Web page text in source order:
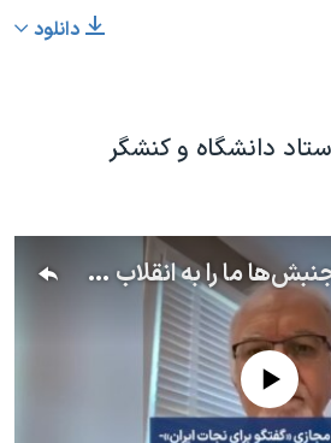
دانلود
دانشگاه و کنشگر
مهدی نوربخش: جنبش‌ها ما را به انقلاب نزدیک می‌کنند
No media source